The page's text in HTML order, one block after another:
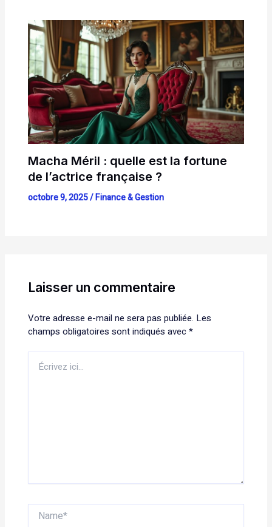
Macha Méril : quelle est la fortune
de l’actrice française ?
octobre 9, 2025/Finance & Gestion
Laisser un commentaire
Votre adresse e-mail ne sera pas publiée. Les
champs obligatoires sont indiqués avec*
ici…
Name*